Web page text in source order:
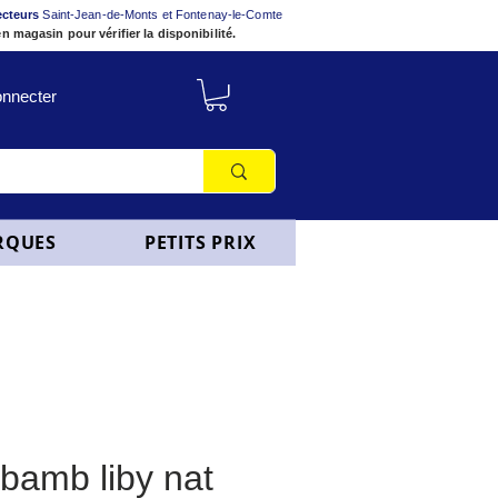
Saint-Jean-de-Monts et Fontenay-le-Comte
magasin pour vérifier la disponibilité.
PETITS PRIX
liby nat